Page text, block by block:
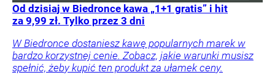
Od dzisiaj w Biedronce kawa „1+1 gratis” i hit
za 9,99 zł. Tylko przez 3 dni
W Biedronce dostaniesz kawę popularnych marek w
bardzo korzystnej cenie. Zobacz, jakie warunki musisz
spełnić, żeby kupić ten produkt za ułamek ceny.